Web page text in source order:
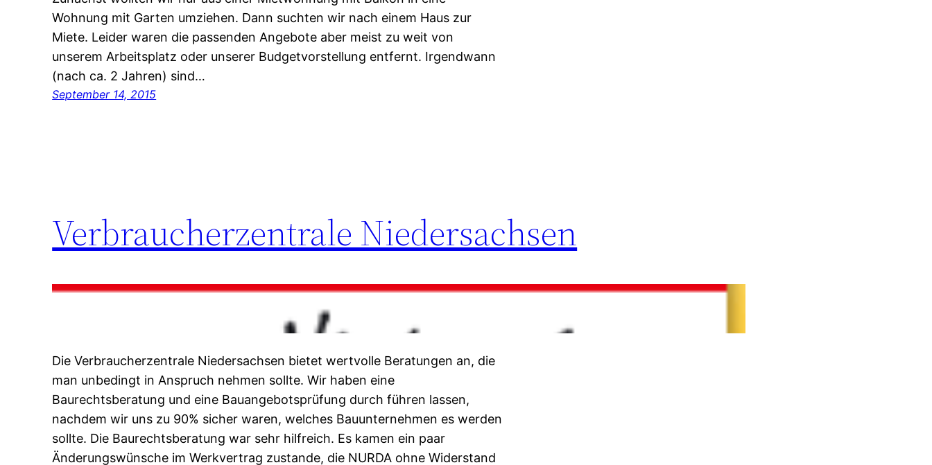
Wohnung mit Garten umziehen. Dann suchten wir nach einem Haus zur
Miete. Leider waren die passenden Angebote aber meist zu weit von
unserem Arbeitsplatz oder unserer Budgetvorstellung entfernt. Irgendwann
(nach ca. 2 Jahren) sind…
September 14, 2015
Verbraucherzentrale Niedersachsen
Die Verbraucherzentrale Niedersachsen bietet wertvolle Beratungen an, die
man unbedingt in Anspruch nehmen sollte. Wir haben eine
Baurechtsberatung und eine Bauangebotsprüfung durch führen lassen,
nachdem wir uns zu 90% sicher waren, welches Bauunternehmen es werden
sollte. Die Baurechtsberatung war sehr hilfreich. Es kamen ein paar
Änderungswünsche im Werkvertrag zustande, die NURDA ohne Widerstand